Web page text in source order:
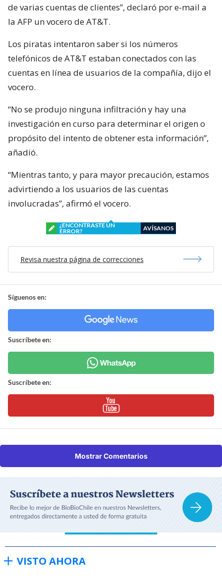
de varias cuentas de clientes”, declaró por e-mail a
la AFP un vocero de AT&T.
Los piratas intentaron saber si los números
telefónicos de AT&T estaban conectados con las
cuentas en línea de usuarios de la compañía, dijo el
vocero.
“No se produjo ninguna infiltración y hay una
investigación en curso para determinar el origen o
propósito del intento de obtener esta información”,
añadió.
“Mientras tanto, y para mayor precaución, estamos
advirtiendo a los usuarios de las cuentas
involucradas”, afirmó el vocero.
¿ENCONTRASTE UN
ERROR?
AVÍSANOS
Revisa nuestra página de correcciones
Síguenos en:
Suscríbete en:
Suscríbete en:
Mostrar Comentarios
VISTO AHORA